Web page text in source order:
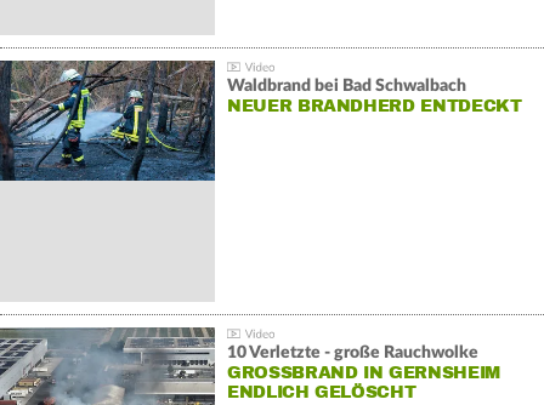
Waldbrand bei Bad Schwalbach
NEUER BRANDHERD ENTDECKT
10 Verletzte - große Rauchwolke
GROSSBRAND IN GERNSHEIM E
NDLICH GELÖSCHT